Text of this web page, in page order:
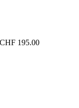
195.00